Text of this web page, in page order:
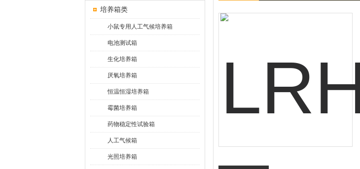
培养箱类
小鼠专用人工气候培养箱
电池测试箱
生化培养箱
厌氧培养箱
恒温恒湿培养箱
霉菌培养箱
药物稳定性试验箱
人工气候箱
光照培养箱